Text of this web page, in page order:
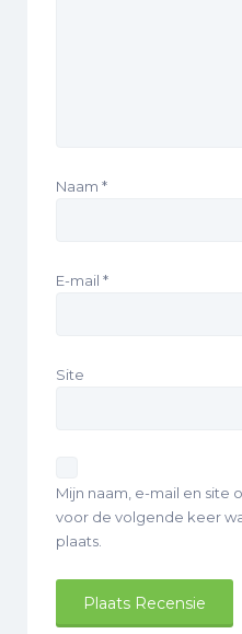
Naam *
E-mail *
Site
Mijn naam, e-mail en site
voor de volgende keer
plaats.